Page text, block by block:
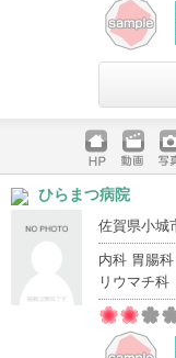
ホームペ
ージ
動画 写
ひらまつ病院
佐賀県小城
内科 胃腸
リウマチ科